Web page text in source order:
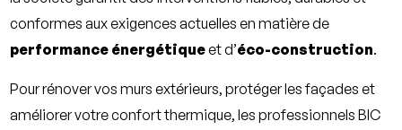
conformes aux exigences actuelles en matière de
performance énergétiqueet d’éco-construction.
Pour rénover vos murs extérieurs, protéger les façades et
améliorer votre confort thermique, les professionnelsBIC